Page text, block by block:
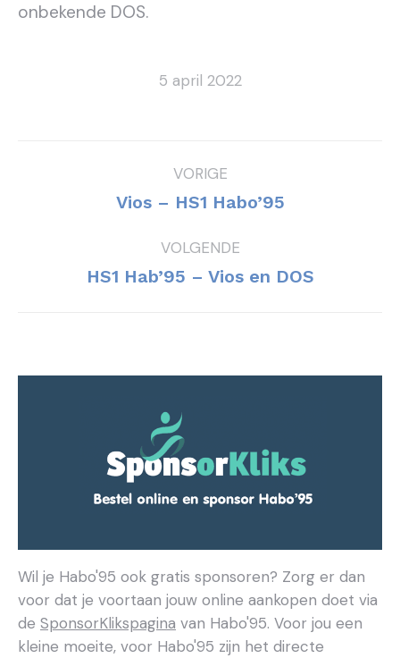
onbekende DOS.
5 april 2022
navigatie
VORIGE
Vorig
Vios – HS1 Habo’95
VOLGENDE
Volgend
HS1 Hab’95 – Vios en DOS
Wil je Habo'95 ook gratis sponsoren? Zorg er dan
voor dat je voortaan jouw online aankopen doet via
de SponsorKlikspagina van Habo'95. Voor jou een
kleine moeite, voor Habo'95 zijn het directe